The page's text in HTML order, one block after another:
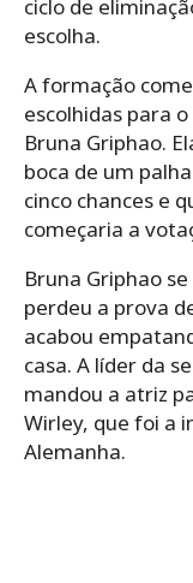
ciclo de
escolha.
A formação
escolhidas para
Bruna Griphao.
boca de um
cinco chances e
começaria a
Bruna Griphao
perdeu a prova
acabou
casa. A líder da
mandou a atriz
Wirley, que foi a
Alemanha.